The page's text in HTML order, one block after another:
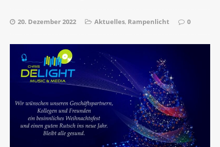
20. Dezember 2022 Aktuelles, Rampenlicht 0